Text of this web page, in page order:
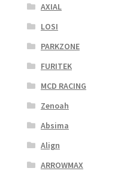
AXIAL
LOSI
PARKZONE
FURITEK
MCD RACING
Zenoah
Absima
Align
ARROWMAX